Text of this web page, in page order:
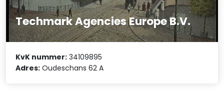
Techmark Agencies Europe B.V.
KvK nummer: 34109895
Adres: Oudeschans 62 A